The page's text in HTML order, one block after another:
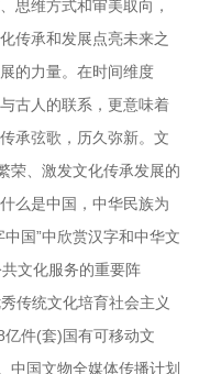
思维方式和审美取向，
传承和发展点亮未来之
的力量。在时间维度
古人的联系，更意味着
承弦歌，历久弥新。文
荣、激发文化传承发展的
么是中国，中华民族为
国”中欣赏汉字和中华文
文化服务的重要阵
传统文化培育社会主义
件(套)国有可移动文
中国文物全媒体传播计划